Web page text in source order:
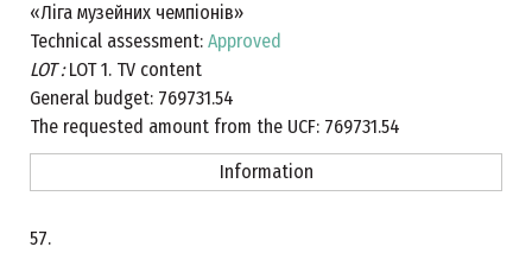
«Ліга музейних чемпіонів»
Technical assessment: Approved
LOT :LOT 1. TV content
General budget: 769731.54
The requested amount from the UCF: 769731.54
Information
57.